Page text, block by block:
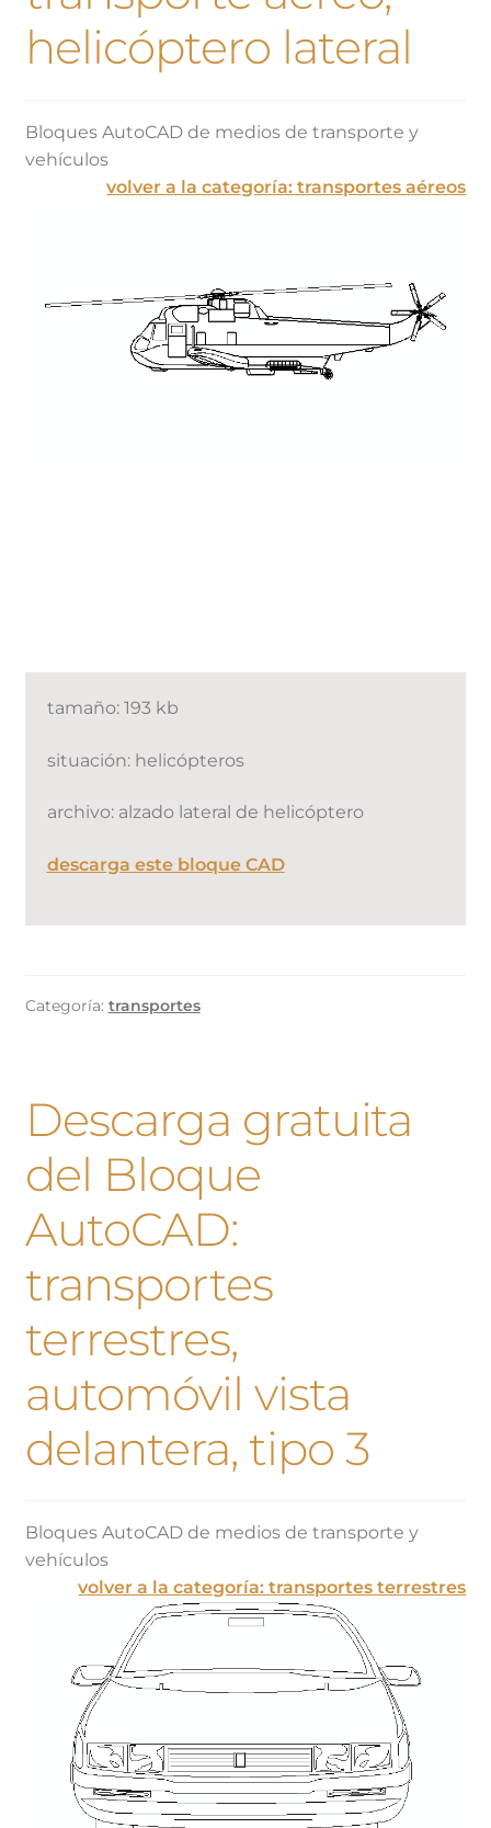
helicóptero lateral
Bloques AutoCAD de medios de transporte y
vehículos
volver a la categoría: transportes aéreos
tamaño: 193 kb
situación: helicópteros
archivo: alzado lateral de helicóptero
descarga este bloque CAD
Categoría: transportes
Descarga gratuita
del Bloque
AutoCAD:
transportes
terrestres,
automóvil vista
delantera, tipo 3
Bloques AutoCAD de medios de transporte y
vehículos
volver a la categoría: transportes terrestres